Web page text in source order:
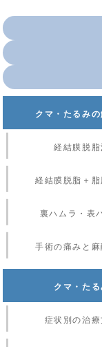
クマ・たるみの
経結膜脱脂
経結膜脱脂＋脂
裏ハムラ・表
手術の痛みと麻
クマ・たる
症状別の治療